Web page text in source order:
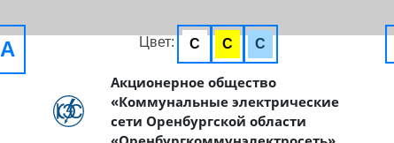
A Цвет: C C C
Акционерное общество
«Коммунальные электрические
сети Оренбургской области